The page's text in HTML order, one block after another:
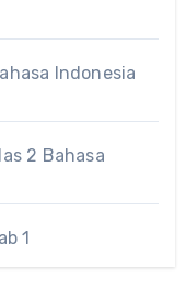
Indonesia
2 Bahasa
1